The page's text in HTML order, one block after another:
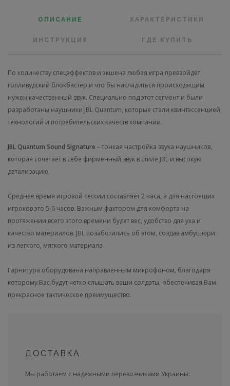
ОПИСАНИЕ ХАРАКТЕРИСТИКИ
ИНСТРУКЦИЯ ГДЕ КУПИТЬ
По количеству спецэффектов и экшена любая игра превзойдёт
голливудский блокбастер и что бы насладиться происходящим
нужен качественный звук. Специально под этот сегмент и были
разработаны наушники JBL Quantum, которые стали квинтэссенцией
технологий и потребительских качеств компании.
JBL Quantum Sound Signature – тонкая настройка звука наушников,
которая сочетает в себе фирменный звук в стиле JBL и высокую
детализацию.
Среднее время игровой сессии составляет 2 часа, а для настоящих
игроков это 5-6 часов. Важным фактором для комфорта на
протяжении всего этого времени будет вес, удобство для уха и
качество материалов. JBL позаботились об этом, создав амбушюри
из легкого, мягкого материала.
Гарнитура оборудована направленным микрофоном, благодаря
которому Вас будут четко слышать ваши солдаты, обеспечивая Вам
прекрасное тактическое преимущество.
ДОСТАВКА
Мы работаем с надежными перевозчиками Украины: